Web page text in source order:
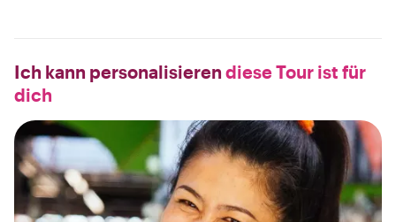
Ich kann personalisieren diese Tour ist für
dich